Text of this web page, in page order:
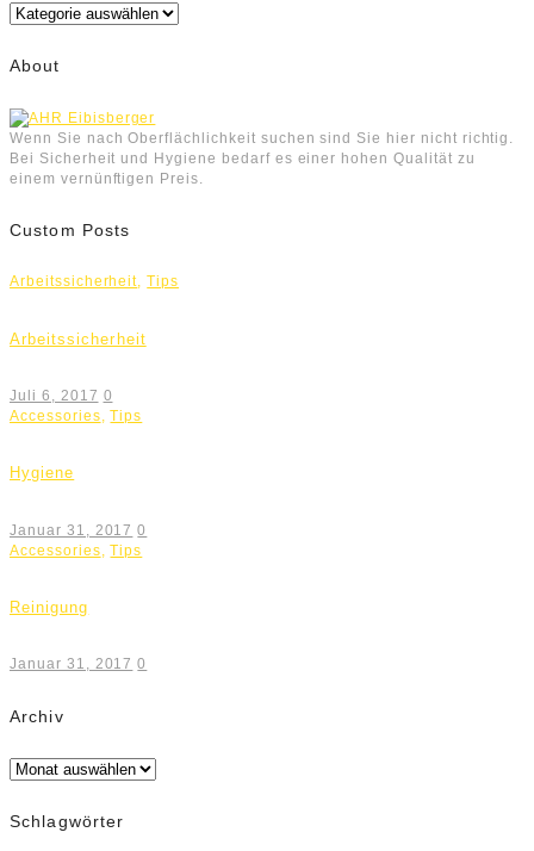
Kategorien
About
Wenn Sie nach Oberflächlichkeit suchen sind Sie hier nicht richtig.
Bei Sicherheit und Hygiene bedarf es einer hohen Qualität zu
einem vernünftigen Preis.
Custom Posts
Arbeitssicherheit,Tips
Arbeitssicherheit
Juli 6, 2017 0
Accessories,Tips
Hygiene
Januar 31, 2017 0
Accessories ,Tips
Reinigung
Januar 31, 2017 0
Archiv
Archiv
Schlagwörter